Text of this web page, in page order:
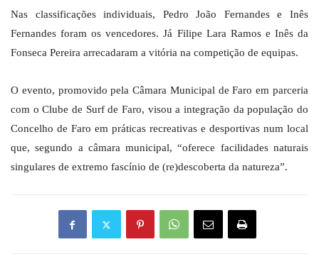
Nas classificações individuais, Pedro João Fernandes e Inês
Fernandes foram os vencedores. Já Filipe Lara Ramos e Inês da
Fonseca Pereira arrecadaram a vitória na competição de equipas.
O evento, promovido pela Câmara Municipal de Faro em parceria
com o Clube de Surf de Faro, visou a integração da população do
Concelho de Faro em práticas recreativas e desportivas num local
que, segundo a câmara municipal, “oferece facilidades naturais
singulares de extremo fascínio de (re)descoberta da natureza”.